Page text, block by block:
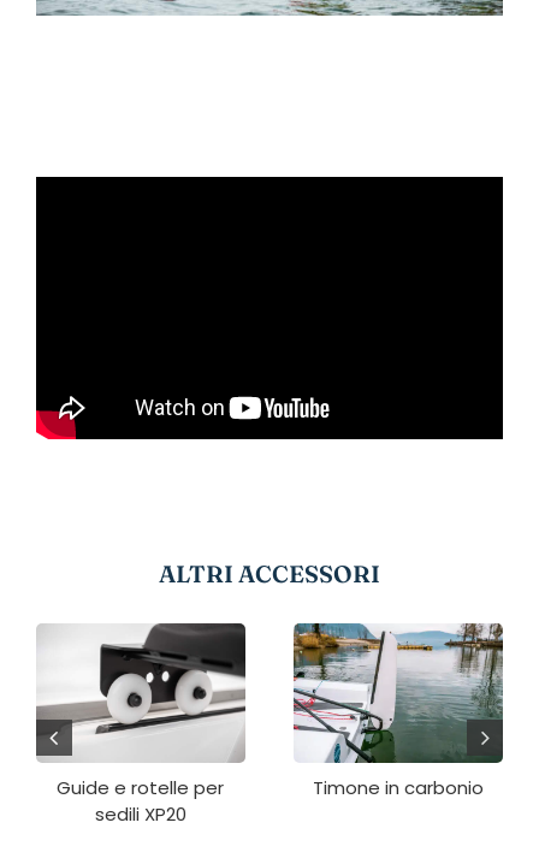
ALTRI ACCESSORI
Guide e rotelle per
sedili XP20
Timone in carbonio